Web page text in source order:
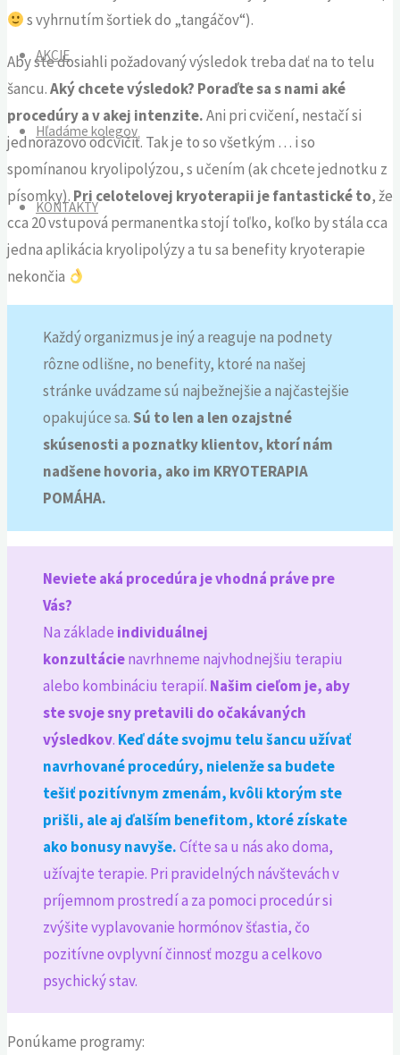
AKCIE
Hľadáme kolegov
KONTAKTY
s vyhrnutím šortiek do „tangáčov“).
Aby ste dosiahli požadovaný výsledok treba dať na to telu
šancu.Aký chcete výsledok? Poraďte sa s nami aké
procedúry a v akej intenzite.Ani pri cvičení, nestačí si
jednorazovo odcvičiť. Tak je to so všetkým … i so
spomínanou kryolipolýzou, s učením (ak chcete jednotku z
písomky). Pri celotelovej kryoterapii je fantastické to, že
cca 20 vstupová permanentka stojí toľko, koľko by stála cca
jedna aplikácia kryolipolýzy a tu sa benefity kryoterapie
nekončia
Každý organizmus je iný a reaguje na podnety
rôzne odlišne, no benefity, ktoré na našej
stránke uvádzame sú najbežnejšie a najčastejšie
opakujúce sa.Sú to len a len ozajstné
skúsenosti a poznatky klientov, ktorí nám
nadšene hovoria, ako im KRYOTERAPIA
POMÁHA.
Neviete aká procedúra je vhodná práve pre
Vás?
Na základe individuálnej
konzultácienavrhneme najvhodnejšiu terapiu
alebo kombináciu terapií. Našim cieľom je, aby
ste svoje sny pretavili do očakávaných
výsledkov. Keď dáte svojmu telu šancu užívať
navrhované procedúry, nielenže sa budete
tešiť pozitívnym zmenám, kvôli ktorým ste
prišli, ale aj ďalším benefitom, ktoré získate
ako bonusy navyše.Cíťte sa u nás ako doma,
užívajte terapie. Pri pravidelných návštevách v
príjemnom prostredí a za pomoci procedúr si
zvýšite vyplavovanie hormónov šťastia, čo
pozitívne ovplyvní činnosť mozgu a celkovo
psychický stav.
Ponúkame programy: